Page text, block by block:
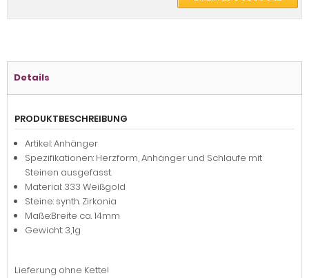
Details
PRODUKTBESCHREIBUNG
Artikel: Anhänger
Spezifikationen: Herzform, Anhänger und Schlaufe mit
Steinen ausgefasst.
Material: 333 Weißgold
Steine: synth. Zirkonia
Maße:Breite ca. 14mm
Gewicht: 3,1g
Lieferung ohne Kette!